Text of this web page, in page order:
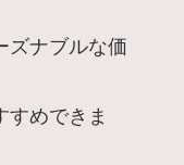
ズナブルな価
すめできま